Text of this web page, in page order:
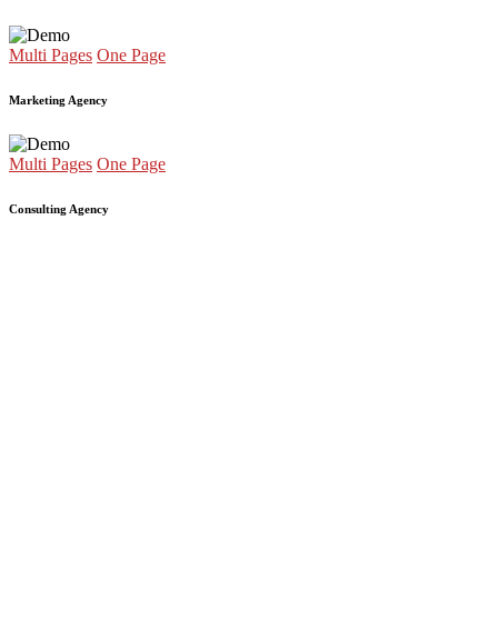
Multi Pages One Page
Marketing Agency
Multi Pages One Page
Consulting Agency